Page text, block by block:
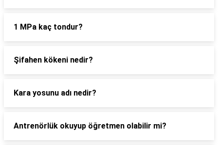
1 MPa kaç tondur?
Şifahen kökeni nedir?
Kara yosunu adı nedir?
Antrenörlük okuyup öğretmen olabilir mi?